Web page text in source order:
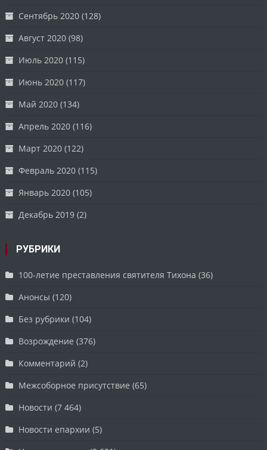
Сентябрь 2020 (128)
Август 2020 (98)
Июль 2020 (115)
Июнь 2020 (117)
Май 2020 (134)
Апрель 2020 (116)
Март 2020 (122)
Февраль 2020 (115)
Январь 2020 (105)
Декабрь 2019 (2)
РУБРИКИ
100-летие преставления святителя Тихона (36)
Анонсы (120)
Без рубрики (104)
Возрождение (376)
Комментарий (2)
Межсоборное присутствие (65)
Новости (7 464)
Новости епархии (5)